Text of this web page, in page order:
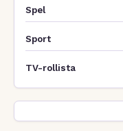
Spel
Sport
TV-rollista